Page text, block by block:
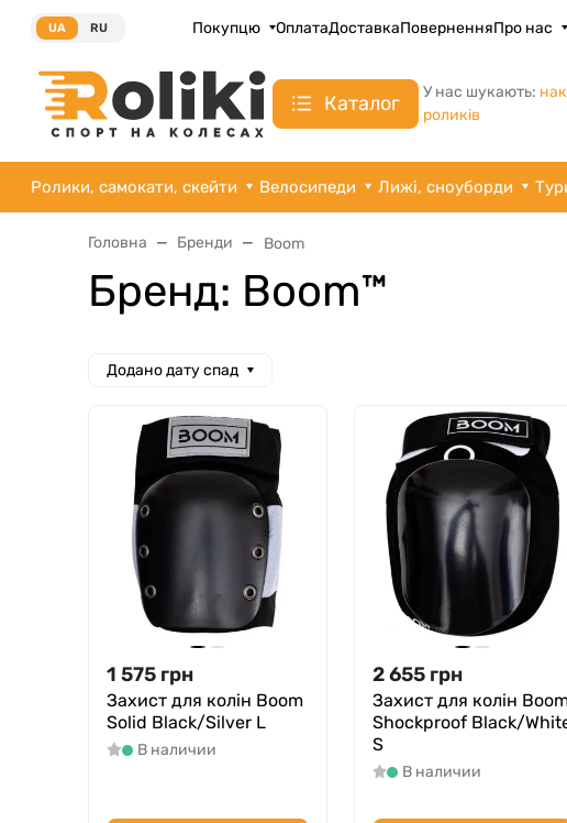
UA RU Покупцю ОплатаДоставкаПоверненняПро нас
Каталог У нас шукають:
роликів
Ролики, самокати, скейти Велосипеди Лижі, сноуборди
Головна Бренди Boom
Бренд: Boom™
Додано дату спад
1 575 грн
Захист для колін Boom
Solid Black/Silver L
В наличии
2 655 грн
Захист для колін
Shockproof Black/
S
В наличии